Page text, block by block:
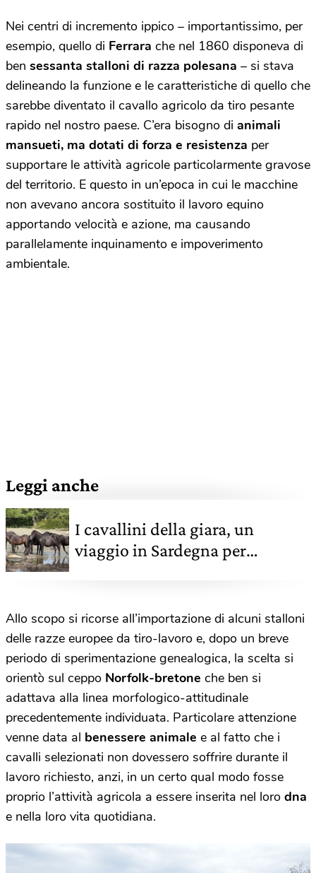
Nei centri di incremento ippico – importantissimo, per
esempio, quello di Ferrara che nel 1860 disponeva di
ben sessanta stalloni di razza polesana – si stava
delineando la funzione e le caratteristiche di quello che
sarebbe diventato il cavallo agricolo da tiro pesante
rapido nel nostro paese. C’era bisogno di animali
mansueti, ma dotati di forza e resistenza per
supportare le attività agricole particolarmente gravose
del territorio. E questo in un’epoca in cui le macchine
non avevano ancora sostituito il lavoro equino
apportando velocità e azione, ma causando
parallelamente inquinamento e impoverimento
ambientale.
Leggi anche
I cavallini della giara, un
viaggio in Sardegna per
Allo scopo si ricorse all’importazione di alcuni stalloni
delle razze europee da tiro-lavoro e, dopo un breve
periodo di sperimentazione genealogica, la scelta si
orientò sul ceppo Norfolk-bretone che ben si
adattava alla linea morfologico-attitudinale
precedentemente individuata. Particolare attenzione
venne data al benessere animale e al fatto che i
cavalli selezionati non dovessero soffrire durante il
lavoro richiesto, anzi, in un certo qual modo fosse
proprio l’attività agricola a essere inserita nel loro dna
e nella loro vita quotidiana.